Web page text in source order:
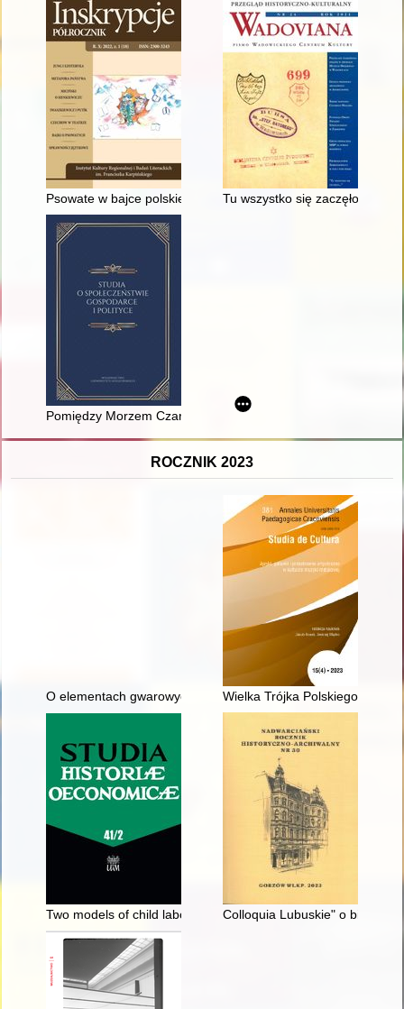
Psowate w bajce polskiej Tu wszystko się zaczęło…" :
Pomiędzy Morzem Czarnym, Wielką Brytanią a Lewantem
ROCZNIK 2023
O elementach gwarowych w siedemnastowiecznych
Wielka Trójka Polskiego
Two models of child labour in the pastColloquia Lubuskie" o